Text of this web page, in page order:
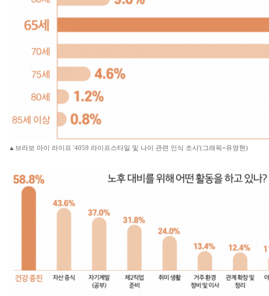
▲브라보 마이 라이프 '4059 라이프스타일 및 나이 관련 인식 조사'(그래픽=유영현)